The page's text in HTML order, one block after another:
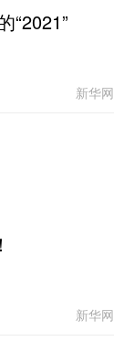
“2021”
新华网
新华网